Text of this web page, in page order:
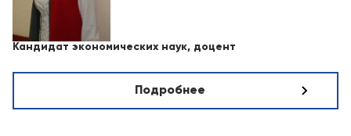
Кандидат экономических наук, доцент
Подробнее